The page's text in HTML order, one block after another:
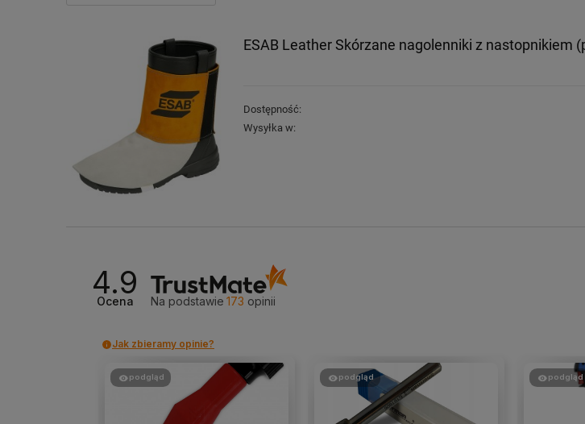
ESAB Leather Skórzane nagolenniki z nastopnikiem
Dostępność:
Wysyłka w:
4.9
Ocena Na podstawie 173 opinii
Jak zbieramy opinie?
podgląd podgląd podgląd